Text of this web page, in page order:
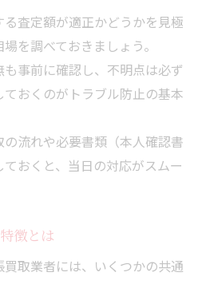
張買取チェックリスト
認すべき項目一覧
張買取チェックポイント
む出張買取の注意事項
つく出張買取の流れ
査定額が適正かどうかを見極
を調べておきましょう。
事前に確認し、不明点は必ず
おくのがトラブル防止の基本
流れや必要書類（本人確認書
おくと、当日の対応がスムー
徴とは
取業者には、いくつかの共通